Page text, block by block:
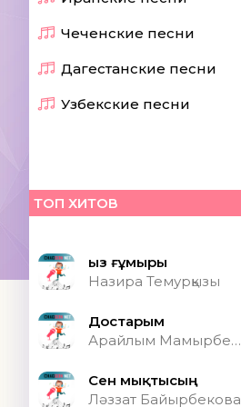
Чеченские песни
Дагестанские песни
Узбекские песни
ТОП ХИТОВ
Қыз ғұмыры
Назира Темурқызы
Достарым
Арайлым Мамырбекқызы
Сен мықтысың
Ләззат Байырбекова